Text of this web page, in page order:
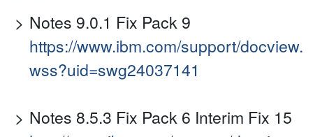
Notes 9.0.1 Fix Pack 9
https://www.ibm.com/support/docview.
wss?uid=swg24037141
Notes 8.5.3 Fix Pack 6 Interim Fix 15